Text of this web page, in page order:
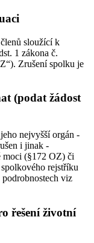
sloužící k
1 zákona č.
Zrušení spolku je
(podat žádost
nejvyšší orgán -
i jinak -
moci (§172 OZ) či
rejstříku
viz
řešení životní